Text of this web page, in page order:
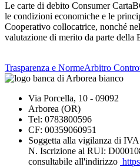
Le carte di debito Consumer
le condizioni economiche e le
Cooperativo collocatrice, nonché
valutazione di merito da parte della
Trasparenza e NormeArbitro
Via Porcella, 10 - 09092
Arborea (OR)
Tel: 0783800596
CF: 00359060951
Soggetta alla vigilanza di
N. Iscrizione al RUI:
consultabile all'indirizzo